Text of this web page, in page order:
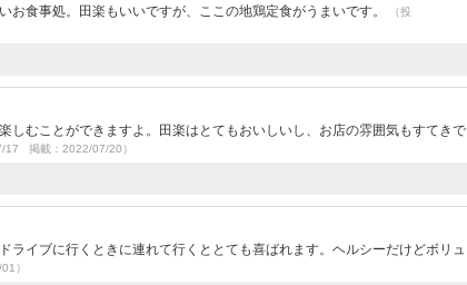
食事処。田楽もいいですが、ここの地鶏定食がうまいです。
（投
しむことができますよ。田楽はとてもおいしいし、お店の雰囲気もすてきで
17 掲載：2022/07/20）
ライブに行くときに連れて行くととても喜ばれます。ヘルシーだけどボリュ
）